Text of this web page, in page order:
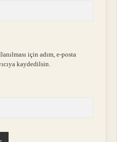
için adım, e-posta
kaydedilsin.